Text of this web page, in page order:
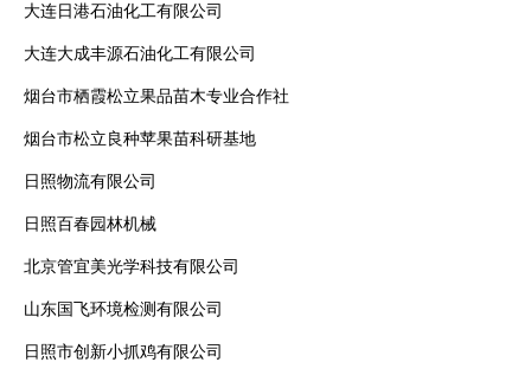
大连日港石油化工有限公司
大连大成丰源石油化工有限公司
烟台市栖霞松立果品苗木专业合作社
烟台市松立良种苹果苗科研基地
日照物流有限公司
日照百春园林机械
北京管宜美光学科技有限公司
山东国飞环境检测有限公司
日照市创新小抓鸡有限公司